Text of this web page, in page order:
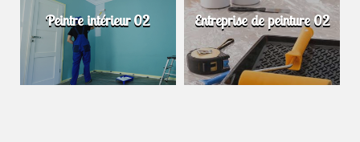
Peintre intérieur 02 Entreprise de peinture 02